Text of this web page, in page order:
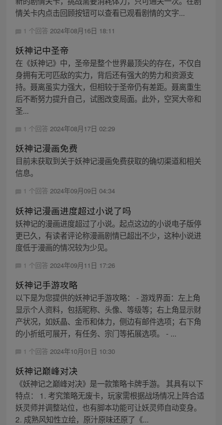
情关卡内点击回顾按钮可以查看已观看剧情的文字...
1 个回答 2024年08月16日 18:11
妖神记中圣帝
在《妖神记》中，圣帝是整个世界最顶尖的存在，不仅自
身拥有无可匹敌的实力，背后还有强大的势力和资源支
持。聂离虽实力强大，但相较于圣帝仍有差距。聂离重生
后不断努力提升自己，试图改变局面。此外，空冥大帝和
圣...
1 个回答 2024年08月17日 02:29
妖神记漫画免费
目前未获取到关于妖神记漫画免费获取的确切渠道和相关
信息。
1 个回答 2024年09月09日 04:34
妖神记漫画进度超过小说了吗
妖神记的漫画进度超过了小说。起点这边的小说电子版停
更已久，有读者评论称漫画剧情已超出不少，这种小说进
度低于漫画的情况较为少见。
1 个回答 2024年09月11日 17:26
妖神记手游攻略
以下是为您提供的妖神记手游攻略： - 游戏界面：左上角
显示个人资料，包括昵称、头像、等级等；右上角显示财
产状况，如妖晶、金币和体力，侧边有邮件选项；右下角
的小折纸可展开，有任务、宗门等拓展选项。 - ...
1 个回答 2024年10月01日 10:30
妖神记巅峰对决
《妖神记之巅峰对决》是一款策略卡牌手游。 其具有以下
特点： 1. 考究策略无废卡，玩家需根据战场情况上阵合适
妖灵师并调整站位，也有脚本功能可让妖灵师自动变身。
2. 成熟风知性立绘，原汁原味还原了《...